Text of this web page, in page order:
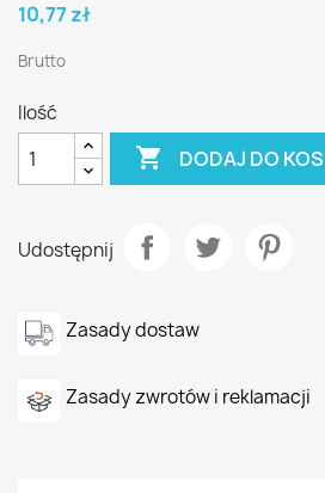
10,77 zł
Brutto
Ilość
 DODAJ DO
Udostępnij
Zasady dostaw
Zasady zwrotów i reklamacji